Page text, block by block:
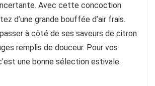
Avec cette concoction
d’une grande bouffée d’air frais.
à côté de ses saveurs de citron
remplis de douceur. Pour vos
une bonne sélection estivale.